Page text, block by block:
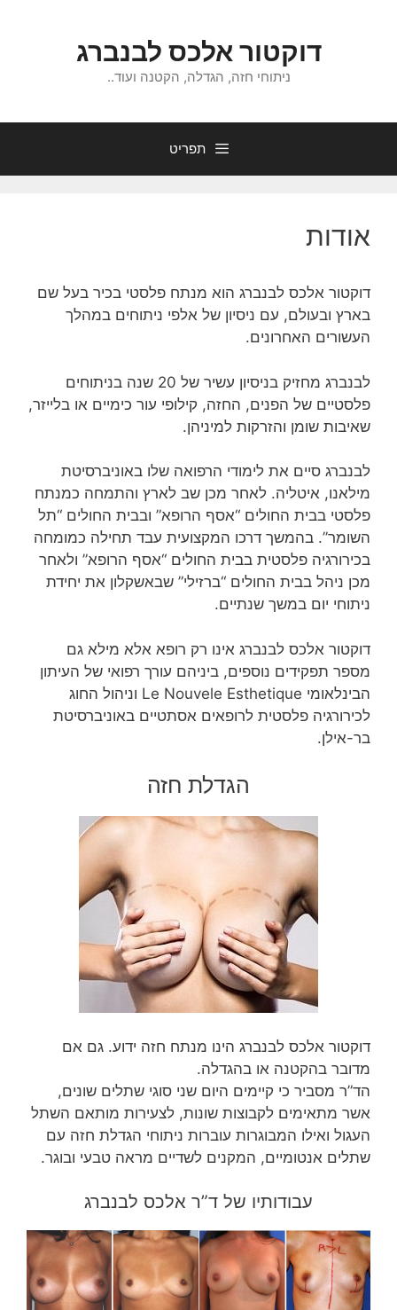
דוקטור אלכס לבנברג
ניתוחי חזה, הגדלה, הקטנה ועוד..
תפריט
אודות
דוקטור אלכס לבנברג הוא מנתח פלסטי בכיר בעל שם
בארץ ובעולם, עם ניסיון של אלפי ניתוחים במהלך
העשורים האחרונים.
לבנברג מחזיק בניסיון עשיר של 20 שנה בניתוחים
פלסטיים של הפנים, החזה, קילופי עור כימיים או בלייזר,
שאיבות שומן והזרקות למיניהן.
לבנברג סיים את לימודי הרפואה שלו באוניברסיטת
מילאנו, איטליה. לאחר מכן שב לארץ והתמחה כמנתח
פלסטי בבית החולים “אסף הרופא” ובבית החולים “תל
השומר”. בהמשך דרכו המקצועית עבד תחילה כמומחה
בכירורגיה פלסטית בבית החולים “אסף הרופא” ולאחר
מכן ניהל בבית החולים “ברזילי” שבאשקלון את יחידת
ניתוחי יום במשך שנתיים.
דוקטור אלכס לבנברג אינו רק רופא אלא מילא גם
מספר תפקידים נוספים, ביניהם עורך רפואי של העיתון
הבינלאומי Le Nouvele Esthetique וניהול החוג
לכירורגיה פלסטית לרופאים אסתטיים באוניברסיטת
בר-אילן.
הגדלת חזה
דוקטור אלכס לבנברג הינו מנתח חזה ידוע. גם אם
מדובר בהקטנה או בהגדלה.
הד”ר מסביר כי קיימים היום שני סוגי שתלים שונים,
אשר מתאימים לקבוצות שונות, לצעירות מותאם השתל
העגול ואילו המבוגרות עוברות ניתוחי הגדלת חזה עם
שתלים אנטומיים, המקנים לשדיים מראה טבעי ובוגר.
עבודותיו של ד”ר אלכס לבנברג